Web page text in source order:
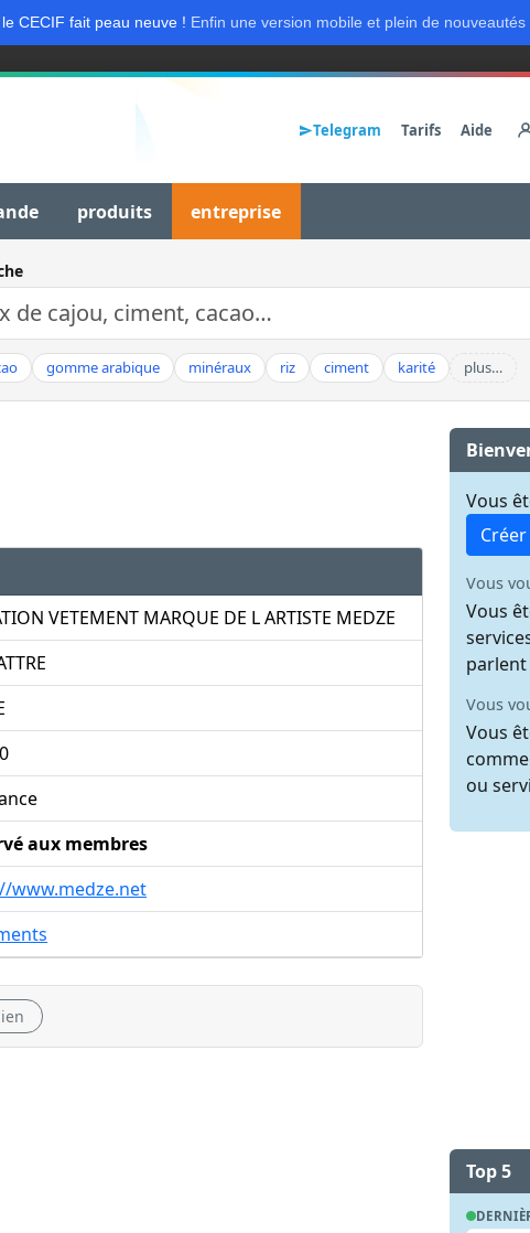
CECIF fait peau neuve ! Enfin une version mobile et plein de nouveautés
Telegram Tarifs Aide
produits entreprise
gomme arabique minéraux riz ciment karité plus…
VETEMENT MARQUE DE L ARTISTE MEDZE
aux membres
www.medze.net
Vous
Vous
Vous
parlent
Vous
Vous
ou
Top 5